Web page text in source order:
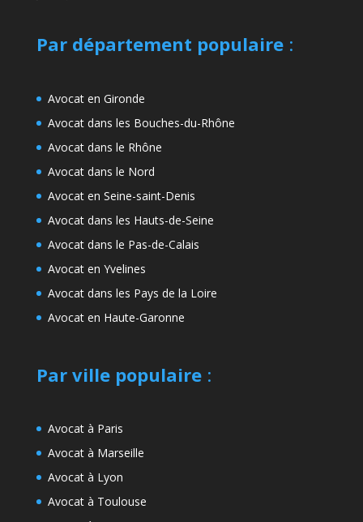
Par département populaire:
Avocat en Gironde
Avocat dans les Bouches-du-Rhône
Avocat dans le Rhône
Avocat dans le Nord
Avocat en Seine-saint-Denis
Avocat dans les Hauts-de-Seine
Avocat dans le Pas-de-Calais
Avocat en Yvelines
Avocat dans les Pays de la Loire
Avocat en Haute-Garonne
Par ville populaire:
Avocat à Paris
Avocat à Marseille
Avocat à Lyon
Avocat à Toulouse